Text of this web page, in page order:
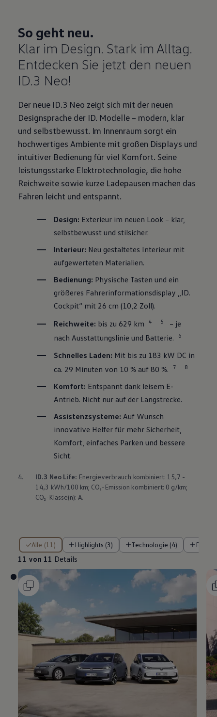
So geht neu.
Klar im Design. Stark im Alltag.
Entdecken Sie jetzt den neuen
ID.3 Neo!
Der neue ID.3 Neo zeigt sich mit der neuen
Designsprache der ID. Modelle – modern, klar
und selbstbewusst. Im Innenraum sorgt ein
hochwertiges Ambiente mit großen Displays und
intuitiver Bedienung für viel Komfort. Seine
leistungsstarke Elektrotechnologie, die hohe
Reichweite sowie kurze Ladepausen machen das
Fahren leicht und entspannt.
Design: Exterieur im neuen Look – klar,
selbstbewusst und stilsicher.
Interieur: Neu gestaltetes Interieur mit
aufgewerteten Materialien.
Bedienung: Physische Tasten und ein
größeres Fahrerinformationsdisplay „ID.
Cockpit“ mit 26 cm (10,2 Zoll).
Reichweite: bis zu 629 km 4 5
– je
nach Ausstattungslinie und Batterie.
6
Schnelles Laden: Mit bis zu 183 kW DC in
ca. 29 Minuten von 10 % auf 80 %.
7 8
Komfort: Entspannt dank leisem E-
Antrieb. Nicht nur auf der Langstrecke.
Assistenzsysteme: Auf Wunsch
innovative Helfer für mehr Sicherheit,
Komfort, einfaches Parken und bessere
Sicht.
4. ID.3 Neo Life: Energieverbrauch kombiniert: 15,7 -
14,3 kWh/100 km; CO₂-Emission kombiniert: 0 g/km;
CO₂-Klasse(n): A.
Alle (11) Highlights (3) Technologie (4)
11 von 11 Details
11 von 11 Details